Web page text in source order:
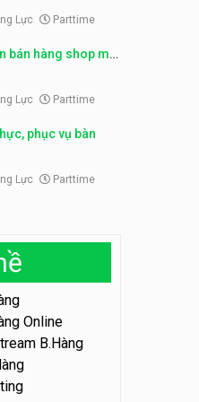
nhân viên đóng gói
nhân viên phục vụ
chơi May Town
viên tư vấn bán
nhân viên bán hàng,
parttime – Kibo Kid
viên edit ảnh,
Lực Parttime
bán hàng shop mỹ
Lực Parttime
phục vụ bàn
Lực Parttime
Online
B.Hàng